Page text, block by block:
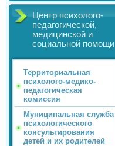
Центр психолого-
педагогической,
медицинской и
социальной помощи
Территориальная
психолого-медико-
педагогическая
комиссия
Муниципальная служба
психологического
консультирования
детей и их родителей